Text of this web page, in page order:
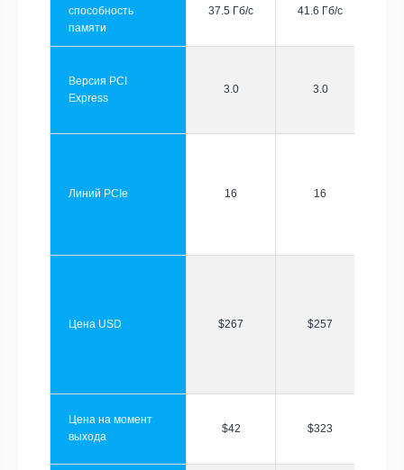
способность
памяти
37.5 Гб/с 41.6 Гб/с
Версия PCI
Express
3.0 3.0
Линий PCIe 16 16
Цена USD $267 $257
Цена на момент
выхода
$42 $323